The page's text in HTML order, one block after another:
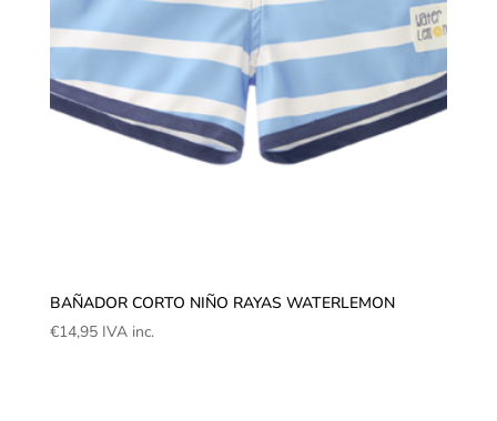
BAÑADOR CORTO NIÑO RAYAS WATERLEMON
€14,95 IVA inc.